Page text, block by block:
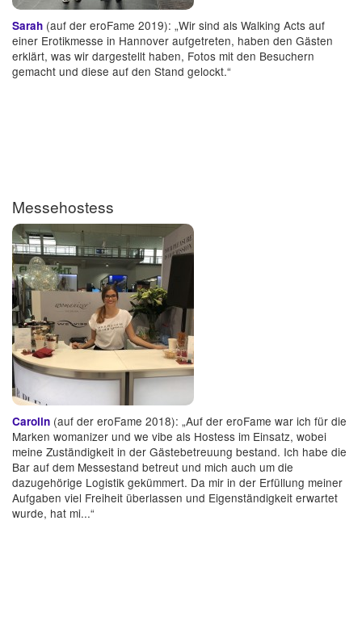
Sarah (auf der eroFame 2019): „Wir sind als Walking Acts auf
einer Erotikmesse in Hannover aufgetreten, haben den Gästen
erklärt, was wir dargestellt haben, Fotos mit den Besuchern
gemacht und diese auf den Stand gelockt.“
Messehostess
Carolin (auf der eroFame 2018): „Auf der eroFame war ich für die
Marken womanizer und we vibe als Hostess im Einsatz, wobei
meine Zuständigkeit in der Gästebetreuung bestand. Ich habe die
Bar auf dem Messestand betreut und mich auch um die
dazugehörige Logistik gekümmert. Da mir in der Erfüllung meiner
Aufgaben viel Freiheit überlassen und Eigenständigkeit erwartet
wurde, hat mi...“